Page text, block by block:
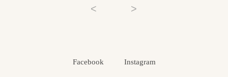
< >
Facebook Instagram